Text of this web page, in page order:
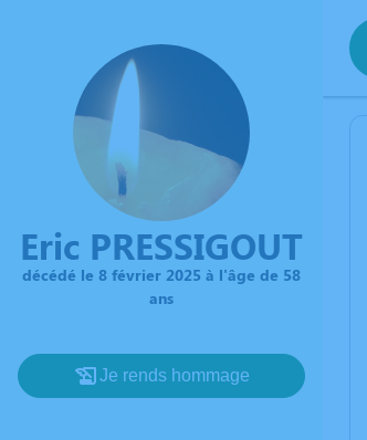
Eric PRESSIGOUT
décédé le 8 février 2025 à l'âge de 58
ans
Je rends hommage